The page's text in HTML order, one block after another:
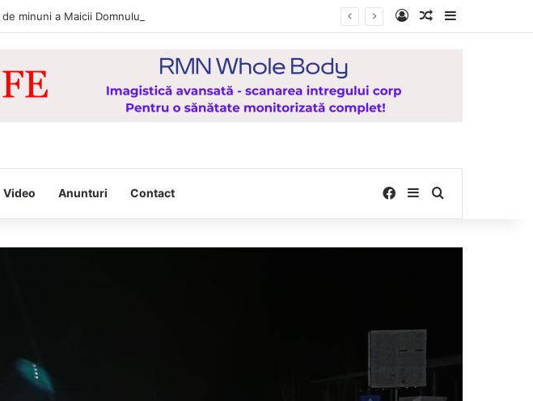
minuni a Maicii Domnului, de la Mănăstirea Hadâmbu Log InRandom Article
Video Anunturi Contact Facebook
SidebarSearch for